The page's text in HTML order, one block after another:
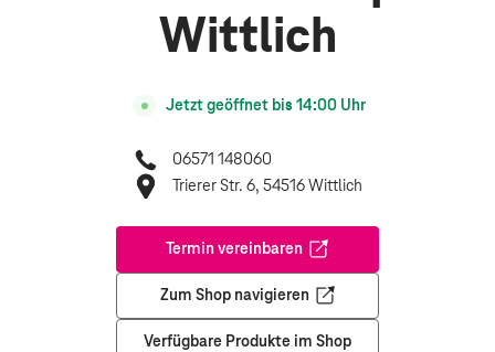
Wittlich
Jetzt geöffnet bis 14:00Uhr
06571 148060
Trierer Str. 6, 54516 Wittlich
Termin vereinbaren
Öffnet in einem neuen Tab
Zum Shop navigieren
Öffnet in einem neuen Tab
Verfügbare Produkte im Shop